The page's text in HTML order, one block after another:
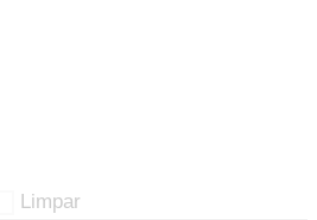
Limpar